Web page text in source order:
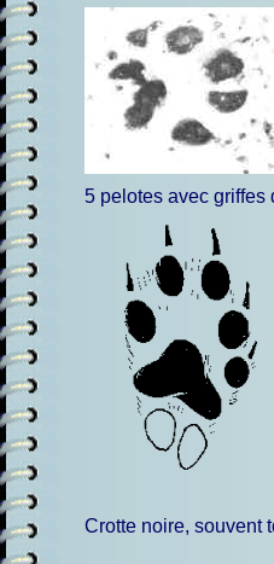
5 pelotes avec griffes
Crotte noire, souvent